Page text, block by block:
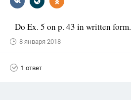
Do Ex. 5 on p. 43 in written form.
8 января 2018
1 ответ